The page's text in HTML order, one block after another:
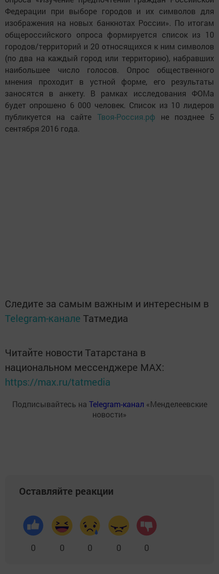
Федерации при выборе городов и их символов для
изображения на новых банкнотах России». По итогам
общероссийского опроса формируется список из 10
городов/территорий и 20 относящихся к ним символов
(по два на каждый город или территорию), набравших
наибольшее число голосов. Опрос общественного
мнения проходит в устной форме, его результаты
заносятся в анкету. В рамках исследования ФОМа
будет опрошено 6 000 человек. Список из 10 лидеров
публикуется на сайте Твоя-Россия.рф не позднее 5
сентября 2016 года.
Следите за самым важным и интересным в
Telegram-канале Татмедиа
Читайте новости Татарстана в
национальном мессенджере MАХ:
https://max.ru/tatmedia
Подписывайтесь на Telegram-канал «Менделеевские
новости»
Оставляйте реакции
0 0 0 0 0